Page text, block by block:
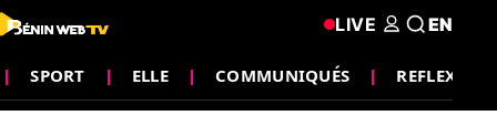
SPORT ELLE COMMUNIQUÉS REFLEXION
LIVE EN